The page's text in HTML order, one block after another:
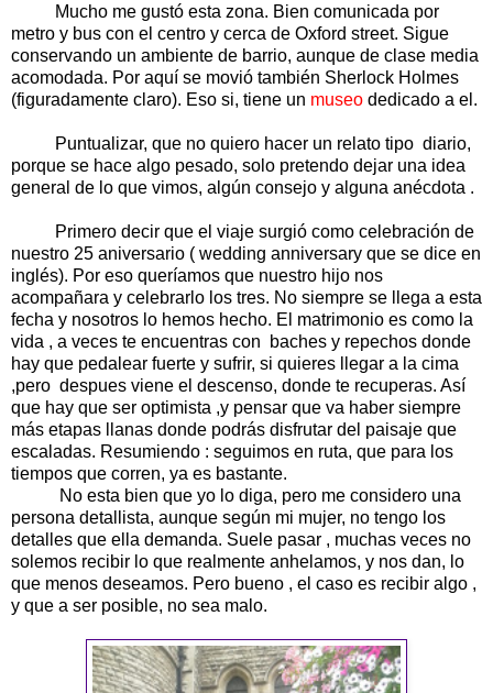
Mucho me gustó esta zona. Bien comunicada por
metro y bus con el centro y cerca de Oxford street. Sigue
conservando un ambiente de barrio, aunque de clase media
acomodada. Por aquí se movió también Sherlock Holmes
(figuradamente claro). Eso si, tiene un museo dedicado a el.
Puntualizar, que no quiero hacer un relato tipo diario,
porque se hace algo pesado, solo pretendo dejar una idea
general de lo que vimos, algún consejo y alguna anécdota .
Primero decir que el viaje surgió como celebración de
nuestro 25 aniversario ( wedding anniversary que se dice en
inglés). Por eso queríamos que nuestro hijo nos
acompañara y celebrarlo los tres. No siempre se llega a esta
fecha y nosotros lo hemos hecho. El matrimonio es como la
vida , a veces te encuentras con baches y repechos donde
hay que pedalear fuerte y sufrir, si quieres llegar a la cima
,pero despues viene el descenso, donde te recuperas. Así
que hay que ser optimista ,y pensar que va haber siempre
más etapas llanas donde podrás disfrutar del paisaje que
escaladas. Resumiendo : seguimos en ruta, que para los
tiempos que corren, ya es bastante.
No esta bien que yo lo diga, pero me considero una
persona detallista, aunque según mi mujer, no tengo los
detalles que ella demanda. Suele pasar , muchas veces no
solemos recibir lo que realmente anhelamos, y nos dan, lo
que menos deseamos. Pero bueno , el caso es recibir algo ,
y que a ser posible, no sea malo.